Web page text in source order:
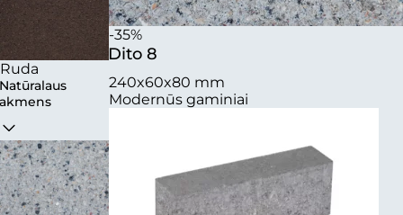
Ruda
Natūralaus
akmens
-35%
Dito 8
240x60x80 mm
Modernūs gaminiai